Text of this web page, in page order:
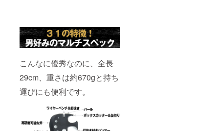
こんなに優秀なのに、全長
29cm、重さは約670gと持ち
運びにも便利です。